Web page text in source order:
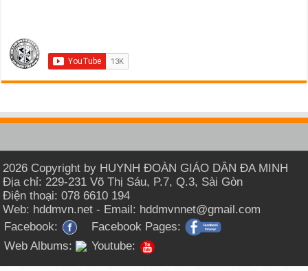
2026 Copyright by HUYNH ĐOÀN GIÁO DÂN ĐA MINH
Địa chỉ: 229-231 Võ Thị Sáu, P.7, Q.3, Sài Gòn
Điện thoại: 078 6610 194
Web: hddmvn.net - Email: hddmvnnet@gmail.com
Facebook:
Facebook Pages:
Web Albums:
Youtube: